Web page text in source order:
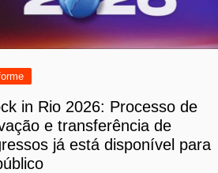
in Rio 2026: Processo de
e transferência de
já está disponível para